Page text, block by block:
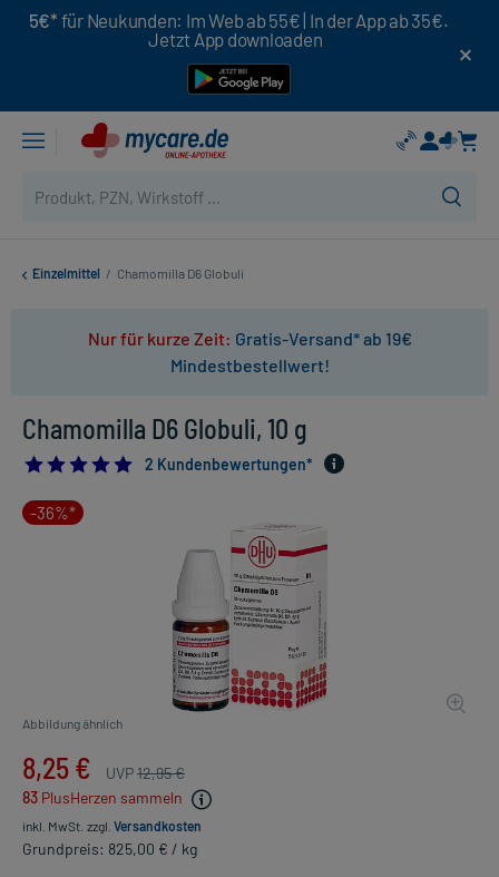
5€* für Neukunden: Im Web ab 55€ | In der App ab 35€.
Jetzt App downloaden
Einzelmittel / Chamomilla D6 Globuli
Nur für kurze Zeit: Gratis-Versand* ab 19€
Mindestbestellwert!
Chamomilla D6 Globuli, 10 g
5.0
2 Kundenbewertungen*
-36%*
Abbildung ähnlich
8,25 € UVP12,95 €
83 PlusHerzen sammeln
inkl. MwSt. zzgl. Versandkosten
Grundpreis: 825,00 € / kg